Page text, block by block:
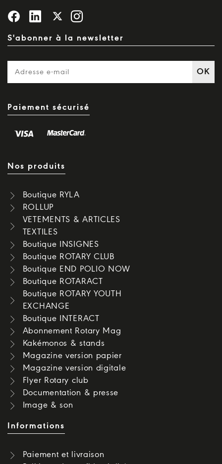
S'abonner à la newsletter
OK
Paiement sécurisé
Nos produits
Boutique RYLA
ROLLUP
VETEMENTS & ARTICLES
TEXTILES
Boutique INSIGNES
Boutique ROTARY CLUB
Boutique END POLIO NOW
Boutique ROTARACT
Boutique ROTARY YOUTH
EXCHANGE
Boutique INTERACT
Abonnement Rotary Mag
Kakémonos & stands
Magazine version papier
Magazine version digitale
Flyer Rotary club
Documentation & presse
Image & son
Informations
Paiement et livraison